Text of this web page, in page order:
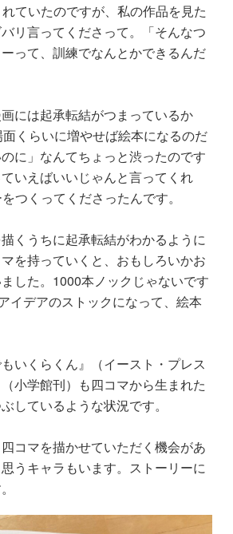
ていたのですが、私の作品を見た
リ言ってくださって。「そんなつ
って、訓練でなんとかできるんだ
には起承転結がつまっているか
くらいに増やせば絵本になるのだ
に」なんてちょっと渋ったのです
いえばいいじゃんと言ってくれ
つくってくださったんです。
くうちに起承転結がわかるように
を持っていくと、おもしろいかお
した。1000本ノックじゃないです
イデアのストックになって、絵本
いくらくん』（イースト・プレス
小学館刊）も四コマから生まれた
しているような状況です。
コマを描かせていただく機会があ
うキャラもいます。ストーリーに